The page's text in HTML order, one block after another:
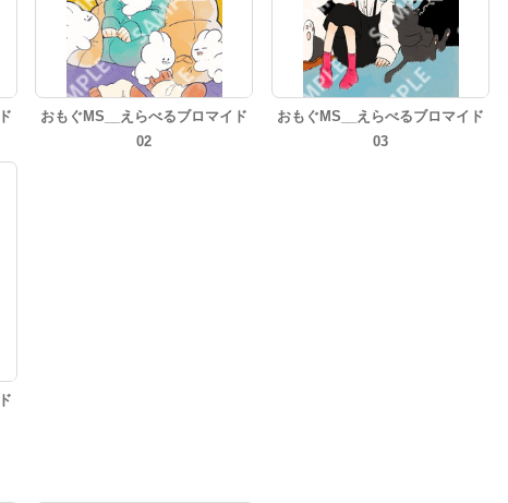
おもぐMS__えらべるブロマイド
02
おもぐMS__えらべるブロマイド
03